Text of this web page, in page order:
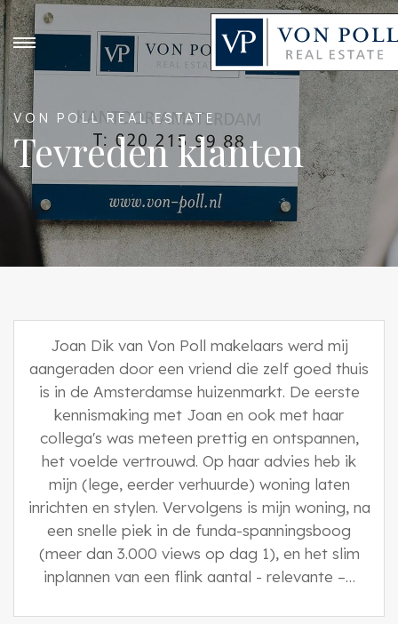
VON POLL REAL ESTATE
Tevreden klanten
Joan Dik van Von Poll makelaars werd mij
aangeraden door een vriend die zelf goed thuis
is in de Amsterdamse huizenmarkt. De eerste
kennismaking met Joan en ook met haar
collega's was meteen prettig en ontspannen,
het voelde vertrouwd. Op haar advies heb ik
mijn (lege, eerder verhuurde) woning laten
inrichten en stylen. Vervolgens is mijn woning, na
een snelle piek in de funda-spanningsboog
(meer dan 3.000 views op dag 1), en het slim
inplannen van een flink aantal - relevante –…